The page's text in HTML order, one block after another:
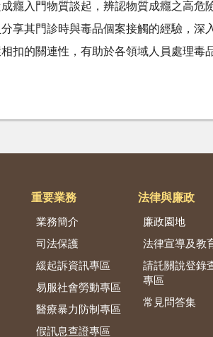
癮入門物質談起，辨認物質成癮之高危
享其門診時與毒品個案接觸的經驗，
扣的關連性，有助於各領域人員處理毒
重要業務
業務簡介
司法保護
緩起訴資訊專區
易服社會勞動專區
醫療暴力防制專區
假訊息查證專區
法律與廉政
廉政園地
法律宣導及教
請託關說登錄
專區
常見問答集